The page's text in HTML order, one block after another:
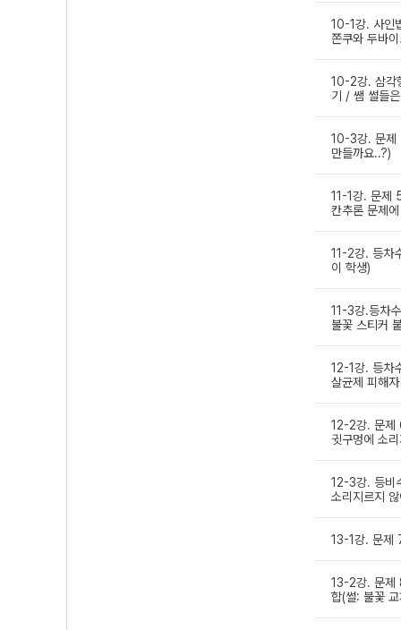
10-1강. 사인
쫀쿠와 두바
10-2강. 삼각
기 / 쌤 썰들
10-3강. 문제
만들까요..?)
11-1강. 문제
칸추론 문제
11-2강. 등차
이 학생)
11-3강.등차
불꽃 스티커
12-1강. 등차
살균제 피해
12-2강. 문제
귓구멍에 소
12-3강. 등비
소리지르지
13-1강. 문제
13-2강. 문제
합(썰: 불꽃